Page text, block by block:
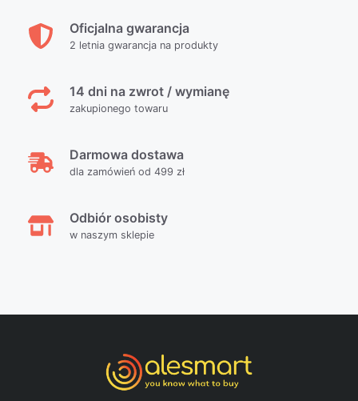
Oficjalna gwarancja
2 letnia gwarancja na produkty
14 dni na zwrot / wymianę
zakupionego towaru
Darmowa dostawa
dla zamówień od 499 zł
Odbiór osobisty
w naszym sklepie